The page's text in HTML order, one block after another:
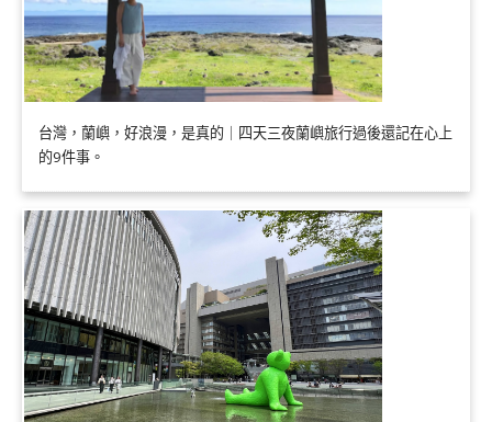
台灣，蘭嶼，好浪漫，是真的｜四天三夜蘭嶼旅行過後還記在心上
的9件事。